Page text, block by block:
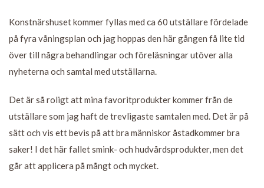
Konstnärshuset kommer fyllas med ca 60 utställare fördelade
på fyra våningsplan och jag hoppas den här gången få lite tid
över till några behandlingar och föreläsningar utöver alla
nyheterna och samtal med utställarna.
Det är så roligt att mina favoritprodukter kommer från de
utställare som jag haft de trevligaste samtalen med. Det är på
sätt och vis ett bevis på att bra människor åstadkommer bra
saker! I det här fallet smink- och hudvårdsprodukter, men det
går att applicera på mångt och mycket.